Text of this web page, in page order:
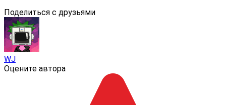
Поделиться с друзьями
WJ
Оцените автора